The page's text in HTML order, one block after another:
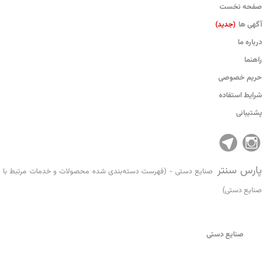
صفحه نخست
آگهی ها (جدید)
درباره ما
راهنما
حریم خصوصی
شرایط استفاده
پشتیبانی
پارس سنتر صنایع دستی - (فهرست دسته‌بندی شده محصولات و خدمات مرتبط با
صنایع دستی)
صنایع دستی